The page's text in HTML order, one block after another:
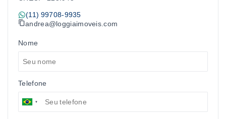
(11) 99708-9935
andrea@loggiaimoveis.com
Nome
Telefone